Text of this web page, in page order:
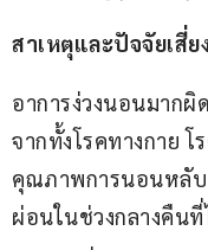
สาเหตุและปัจจัยเสี่
อาการง่วงนอนมากผิ
จากทั้งโรคทางกาย
คุณภาพการนอนหลับ
ผ่อนในช่วงกลางคืน